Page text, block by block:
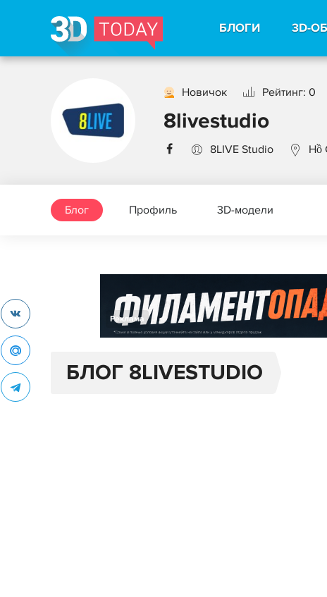
БЛОГИ 3D-
Новичок Рейтинг: 0
8livestudio
8LIVE Studio Hồ
Блог Профиль 3D-модели
Реклама
БЛОГ 8LIVESTUDIO